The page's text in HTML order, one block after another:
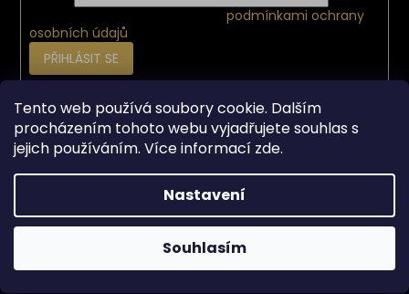
Tento web používá soubory cookie. Dalším
procházením tohoto webu vyjadřujete souhlas s
jejich používáním. Více informací zde.
Nastavení
Souhlasím
podmínkami ochrany
osobních údajů
PŘIHLÁSIT SE
Vše o nákupu
Doprava
Reklamace